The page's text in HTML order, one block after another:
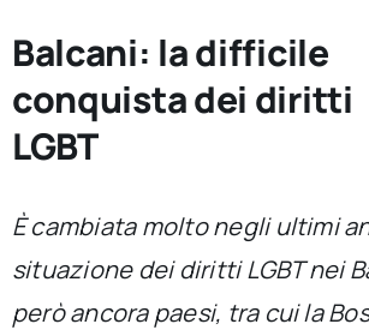
Ricerca e divulgazione
Chi siamo
Balcani: la difficile
conquista dei diritti
LGBT
È cambiata molto negli ultimi
situazione dei diritti LGBT nei
però ancora paesi, tra cui la